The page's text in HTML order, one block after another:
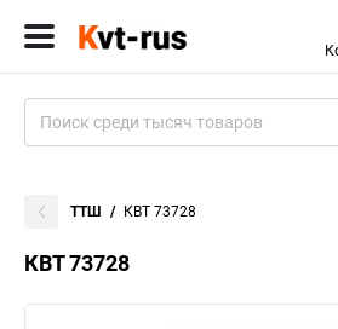
ТТШ КВТ 73728
КВТ 73728